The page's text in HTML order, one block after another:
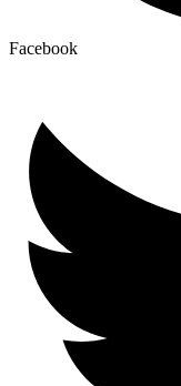
Facebook